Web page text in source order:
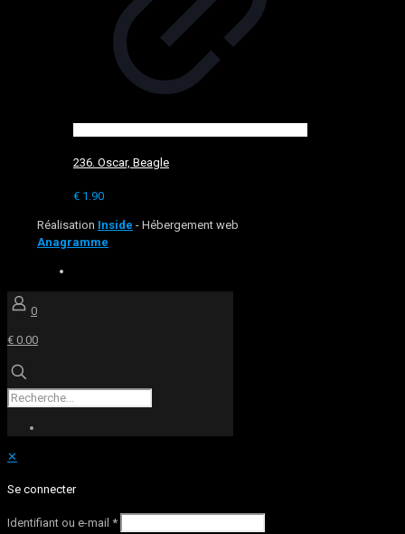
236. Oscar, Beagle
€ 1.90
Réalisation Inside - Hébergement web
Anagramme
0
€ 0.00
✕
Se connecter
Identifiant ou e-mail *